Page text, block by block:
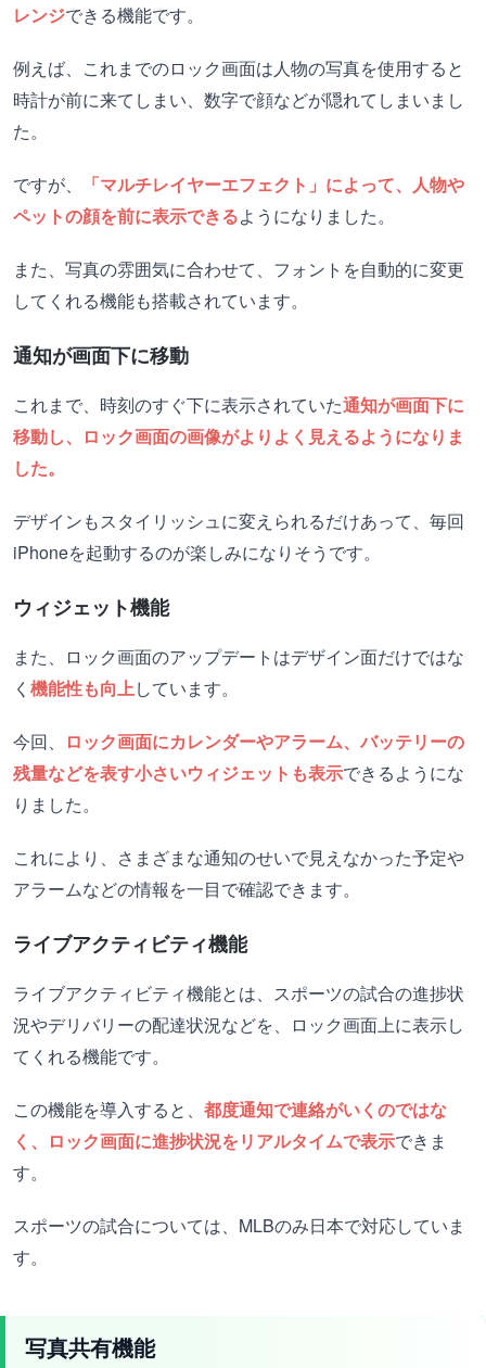
レンジできる機能です。
例えば、これまでのロック画面は人物の写真を使用すると
時計が前に来てしまい、数字で顔などが隠れてしまいまし
た。
ですが、
「マルチレイヤーエフェクト」によって、人物や
ペットの顔を前に表示できるようになりました。
また、写真の雰囲気に合わせて、フォントを自動的に変更
してくれる機能も搭載されています。
通知が画面下に移動
これまで、時刻のすぐ下に表示されていた通知が画面下に
移動し、ロック画面の画像がよりよく見えるようになりま
した。
デザインもスタイリッシュに変えられるだけあって、毎回
iPhoneを起動するのが楽しみになりそうです。
ウィジェット機能
また、ロック画面のアップデートはデザイン面だけではな
く 機能性も向上しています。
今回、
ロック画面にカレンダーやアラーム、バッテリーの
残量などを表す小さいウィジェットも表示できるようにな
りました。
これにより、さまざまな通知のせいで見えなかった予定や
アラームなどの情報を一目で確認できます。
ライブアクティビティ機能
ライブアクティビティ機能とは、スポーツの試合の進捗状
況やデリバリーの配達状況などを、ロック画面上に表示し
てくれる機能です。
この機能を導入すると、 都度通知で連絡がいくのではな
く、ロック画面に進捗状況をリアルタイムで表示できま
す。
スポーツの試合については、MLBのみ日本で対応していま
す。
写真共有機能